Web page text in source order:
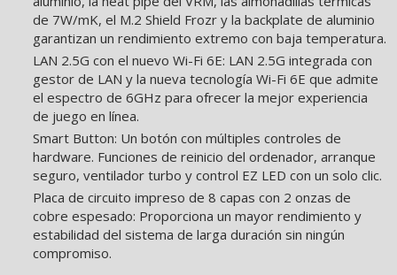
de 7W/mK, el M.2 Shield Frozr y la backplate de aluminio
garantizan un rendimiento extremo con baja temperatura.
LAN 2.5G con el nuevo Wi-Fi 6E: LAN 2.5G integrada con
gestor de LAN y la nueva tecnología Wi-Fi 6E que admite
el espectro de 6GHz para ofrecer la mejor experiencia
de juego en línea.
Smart Button: Un botón con múltiples controles de
hardware. Funciones de reinicio del ordenador, arranque
seguro, ventilador turbo y control EZ LED con un solo clic.
Placa de circuito impreso de 8 capas con 2 onzas de
cobre espesado: Proporciona un mayor rendimiento y
estabilidad del sistema de larga duración sin ningún
compromiso.